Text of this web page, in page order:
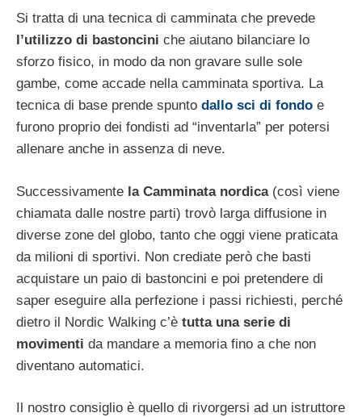
Si tratta di una tecnica di camminata che prevede
l’utilizzo di bastoncini che aiutano bilanciare lo
sforzo fisico, in modo da non gravare sulle sole
gambe, come accade nella camminata sportiva. La
tecnica di base prende spunto dallo sci di fondo e
furono proprio dei fondisti ad “inventarla” per potersi
allenare anche in assenza di neve.
Successivamente la Camminata nordica(così viene
chiamata dalle nostre parti) trovò larga diffusione in
diverse zone del globo, tanto che oggi viene praticata
da milioni di sportivi. Non crediate però che basti
acquistare un paio di bastoncini e poi pretendere di
saper eseguire alla perfezione i passi richiesti, perché
dietro il Nordic Walking c’è tutta una serie di
movimenti da mandare a memoria fino a che non
diventano automatici.
Il nostro consiglio è quello di rivorgersi ad un istruttore